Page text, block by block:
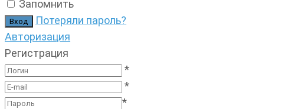
Запомнить
Потеряли пароль?
Авторизация
Регистрация
*
*
*